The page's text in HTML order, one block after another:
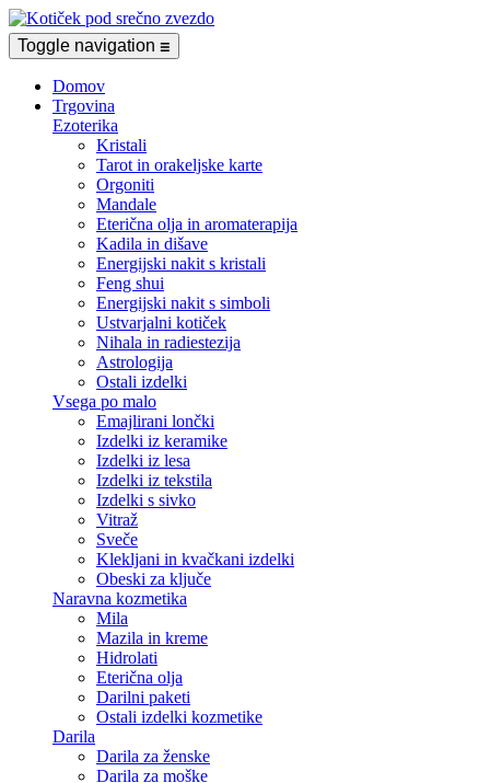
Toggle navigation ☰
Domov
Trgovina
Ezoterika
Kristali
Tarot in orakeljske karte
Orgoniti
Mandale
Eterična olja in aromaterapija
Kadila in dišave
Energijski nakit s kristali
Feng shui
Energijski nakit s simboli
Ustvarjalni kotiček
Nihala in radiestezija
Astrologija
Ostali izdelki
Vsega po malo
Emajlirani lončki
Izdelki iz keramike
Izdelki iz lesa
Izdelki iz tekstila
Izdelki s sivko
Vitraž
Sveče
Klekljani in kvačkani izdelki
Obeski za ključe
Naravna kozmetika
Mila
Mazila in kreme
Hidrolati
Eterična olja
Darilni paketi
Ostali izdelki kozmetike
Darila
Darila za ženske
Darila za moške